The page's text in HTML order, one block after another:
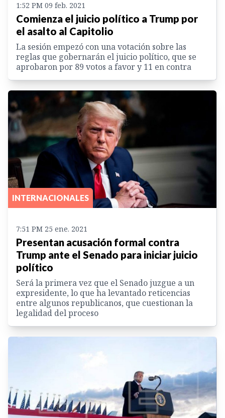
1:52 PM 09 feb. 2021
Comienza el juicio político a Trump por
el asalto al Capitolio
La sesión empezó con una votación sobre las
reglas que gobernarán el juicio político, que se
aprobaron por 89 votos a favor y 11 en contra
INTERNACIONALES
7:51 PM 25 ene. 2021
Presentan acusación formal contra
Trump ante el Senado para iniciar juicio
político
Será la primera vez que el Senado juzgue a un
expresidente, lo que ha levantado reticencias
entre algunos republicanos, que cuestionan la
legalidad del proceso